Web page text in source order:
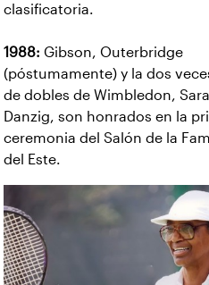
clasificatoria.
1988: Gibson, Outerbridge
(póstumamente) y la dos
de dobles de Wimbledon,
Danzig, son honrados en la
ceremonia del Salón de la
del Este.